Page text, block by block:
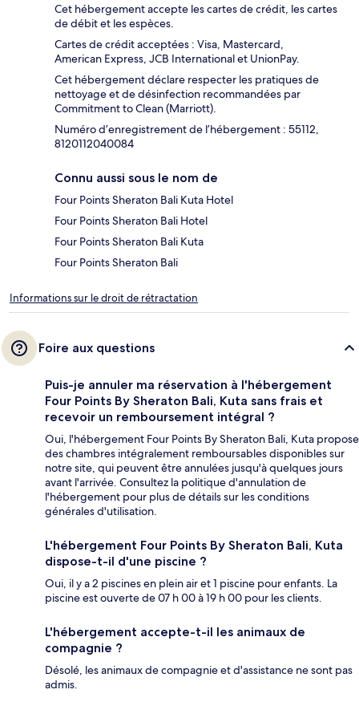
Cet hébergement accepte les cartes de crédit, les cartes
de débit et les espèces.
Cartes de crédit acceptées : Visa, Mastercard,
American Express, JCB International et UnionPay.
Cet hébergement déclare respecter les pratiques de
nettoyage et de désinfection recommandées par
Commitment to Clean (Marriott).
Numéro d’enregistrement de l’hébergement : 55112,
8120112040084
Connu aussi sous le nom de
Four Points Sheraton Bali Kuta Hotel
Four Points Sheraton Bali Hotel
Four Points Sheraton Bali Kuta
Four Points Sheraton Bali
Informations sur le droit de rétractation
Foire aux questions
Puis-je annuler ma réservation à l'hébergement
Four Points By Sheraton Bali, Kuta sans frais et
recevoir un remboursement intégral ?
Oui, l'hébergement Four Points By Sheraton Bali, Kuta propose
des chambres intégralement remboursables disponibles sur
notre site, qui peuvent être annulées jusqu'à quelques jours
avant l'arrivée. Consultez la politique d'annulation de
l'hébergement pour plus de détails sur les conditions
générales d'utilisation.
L'hébergement Four Points By Sheraton Bali, Kuta
dispose-t-il d'une piscine ?
Oui, il y a 2 piscines en plein air et 1 piscine pour enfants. La
piscine est ouverte de 07 h 00 à 19 h 00 pour les clients.
L'hébergement accepte-t-il les animaux de
compagnie ?
Désolé, les animaux de compagnie et d'assistance ne sont pas
admis.